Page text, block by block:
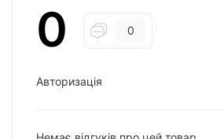
0 0
Авторизація